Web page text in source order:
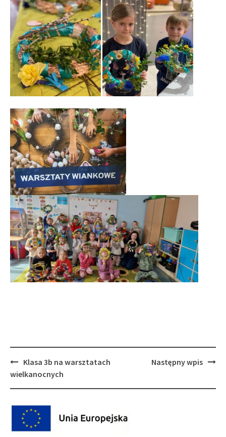
Post
navigation
Klasa 3b na warsztatach
wielkanocnych
Następny wpis